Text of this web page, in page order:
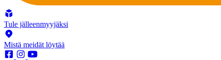
Tule jälleenmyyjäksi
Mistä meidät löytää